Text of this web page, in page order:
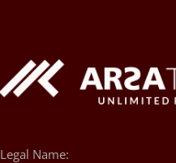
Legal Name: